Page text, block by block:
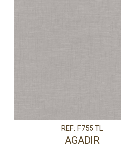
REF: F755 TL
AGADIR